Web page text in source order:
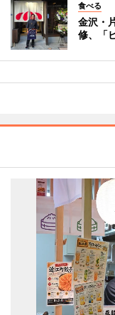
食べる
金沢・
修、「